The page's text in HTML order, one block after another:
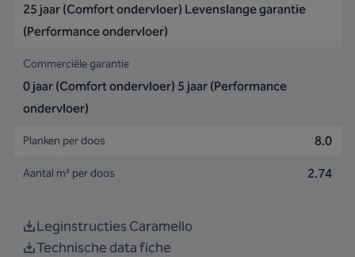
25 jaar (Comfort ondervloer) Levenslange garantie
(Performance ondervloer)
Commerciële garantie
0 jaar (Comfort ondervloer) 5 jaar (Performance
ondervloer)
Planken per doos 8.0
Aantal m² per doos 2.74
Leginstructies Caramello
Technische data fiche